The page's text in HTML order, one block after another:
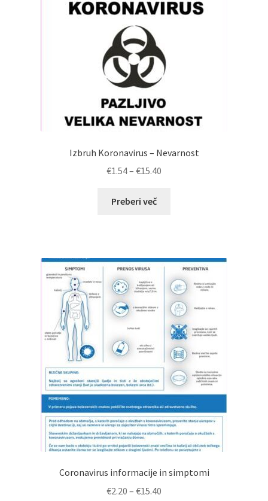
Izbruh Koronavirus – Nevarnost
€1.54– €15.40
Preberi več
Coronavirus informacije in simptomi
€2.20 – €15.40